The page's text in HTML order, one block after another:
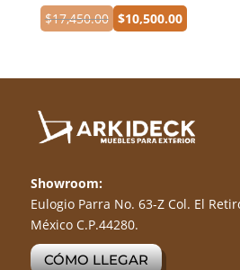
$17,450.00 $10,500.00
Showroom:
Eulogio Parra No. 63-Z Col. El
México C.P.44280.
CÓMO LLEGAR